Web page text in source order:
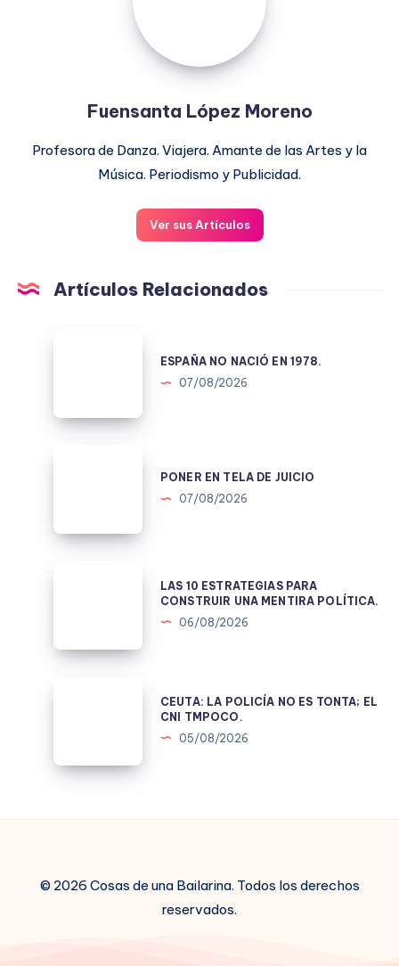
Fuensanta López Moreno
Profesora de Danza. Viajera. Amante de las Artes y la
Música. Periodismo y Publicidad.
Ver sus Artículos
Artículos Relacionados
1978.
ESPAÑA NO NACIÓ EN 1978.
07/08/2026
JUICIO
PONER EN TELA DE JUICIO
07/08/2026
CONSTRUIR
LAS 10 ESTRATEGIAS PARA
CONSTRUIR UNA MENTIRA POLÍTICA.
06/08/2026
ES
EL
CEUTA: LA POLICÍA NO ES TONTA; EL
CNI TMPOCO.
05/08/2026
© 2026 Cosas de una Bailarina. Todos los derechos
reservados.